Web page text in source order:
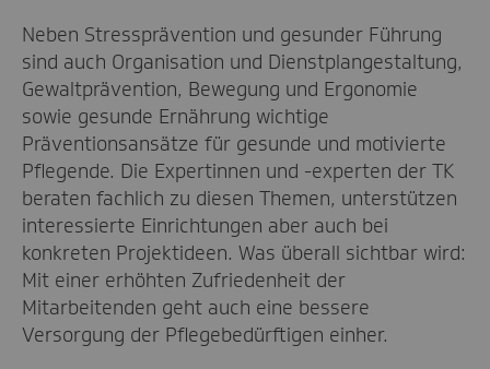
Neben Stressprävention und gesunder Führung
sind auch Organisation und Dienstplangestaltung,
Gewaltprävention, Bewegung und Ergonomie
sowie gesunde Ernährung wichtige
Präventionsansätze für gesunde und motivierte
Pflegende. Die Expertinnen und -experten der TK
beraten fachlich zu diesen Themen, unterstützen
interessierte Einrichtungen aber auch bei
konkreten Projektideen. Was überall sichtbar wird:
Mit einer erhöhten Zufriedenheit der
Mitarbeitenden geht auch eine bessere
Versorgung der Pflegebedürftigen einher.